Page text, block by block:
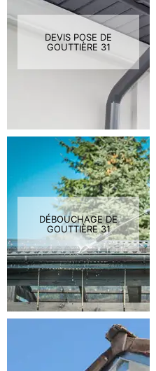
DEVIS POSE DE
GOUTTIÈRE 31
DÉBOUCHAGE DE
GOUTTIÈRE 31